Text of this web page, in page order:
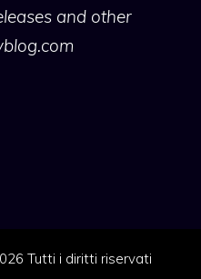
and other
Tutti i diritti riservati